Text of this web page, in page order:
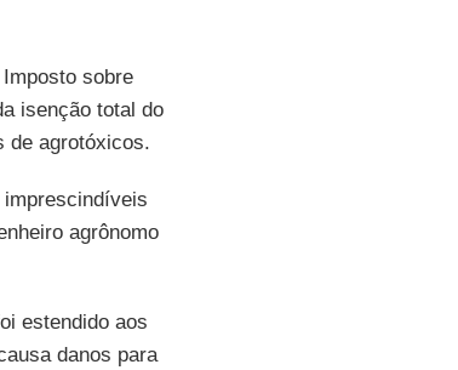
sobre
isenção total do
de agrotóxicos.
agrônomo
estendido aos
danos para